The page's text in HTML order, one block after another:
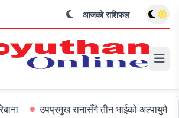
आजको राशिफल
उपप्रमुख रानासँगै तीन भाईको अल्पायुमै दुखद निधन